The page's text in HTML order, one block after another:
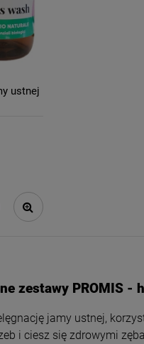
ustnej
zestawy PROMIS -
jamy ustnej,
i ciesz się zdrowymi